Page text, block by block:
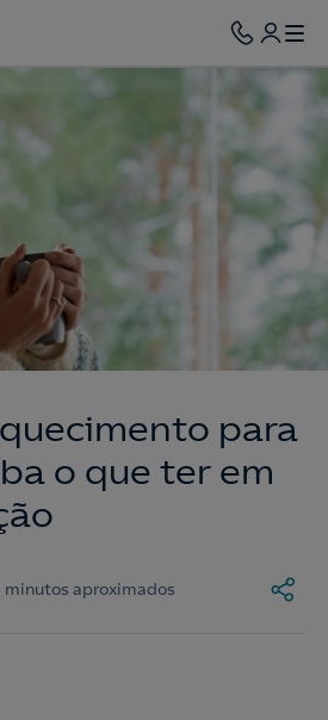
para
o que ter em
minutos aproximados